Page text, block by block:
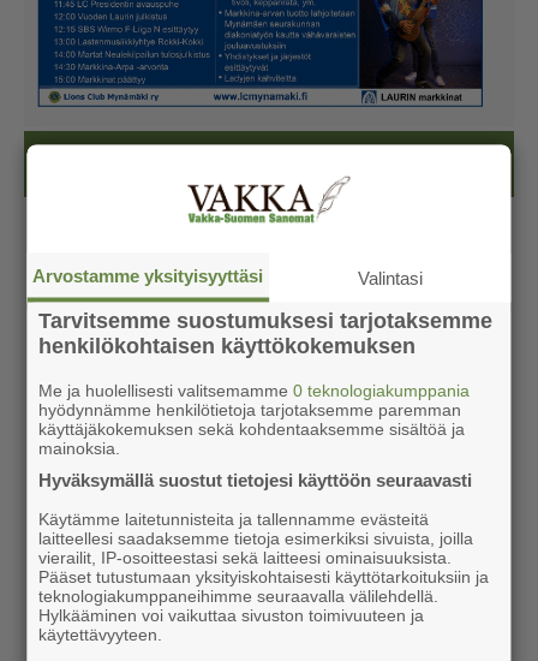
Arvostamme yksityisyyttäsi Valintasi
Tarvitsemme suostumuksesi tarjotaksemme
henkilökohtaisen käyttökokemuksen
Me ja huolellisesti valitsemamme0 teknologiakumppania
hyödynnämme henkilötietoja tarjotaksemme paremman
käyttäjäkokemuksen sekä kohdentaaksemme sisältöä ja
mainoksia.
Hyväksymällä suostut tietojesi käyttöön seuraavasti
Käytämme laitetunnisteita ja tallennamme evästeitä
laitteellesi saadaksemme tietoja esimerkiksi sivuista, joilla
vierailit, IP-osoitteestasi sekä laitteesi ominaisuuksista.
Pääset tutustumaan yksityiskohtaisesti käyttötarkoituksiin ja
teknologiakumppaneihimme seuraavalla välilehdellä.
Hylkääminen voi vaikuttaa sivuston toimivuuteen ja
käytettävyyteen.